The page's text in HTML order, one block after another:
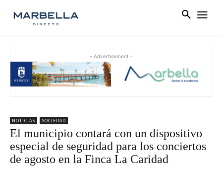
- Advertisement -
NOTICIAS SOCIEDAD
El municipio contará con un dispositivo
especial de seguridad para los conciertos
de agosto en la Finca La Caridad